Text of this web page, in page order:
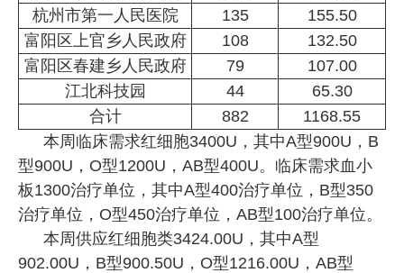
杭州市第一人民医院
135
155.50
富阳区上官乡人民政府
108
132.50
富阳区春建乡人民政府
79
107.00
江北科技园
44
65.30
合计
882
1168.55
本周临床需求红细胞3400U ，其中A型900U ， B
型900U ， O型1200U ， AB型400U。临床需求血小
板1300治疗单位，其中A型400治疗单位， B型350
治疗单位， O型450治疗单位， AB型100治疗单位。
本周供应红细胞类3424.00U ，其中A型
902.00U ， B型900.50U ， O型1216.00U ， AB型